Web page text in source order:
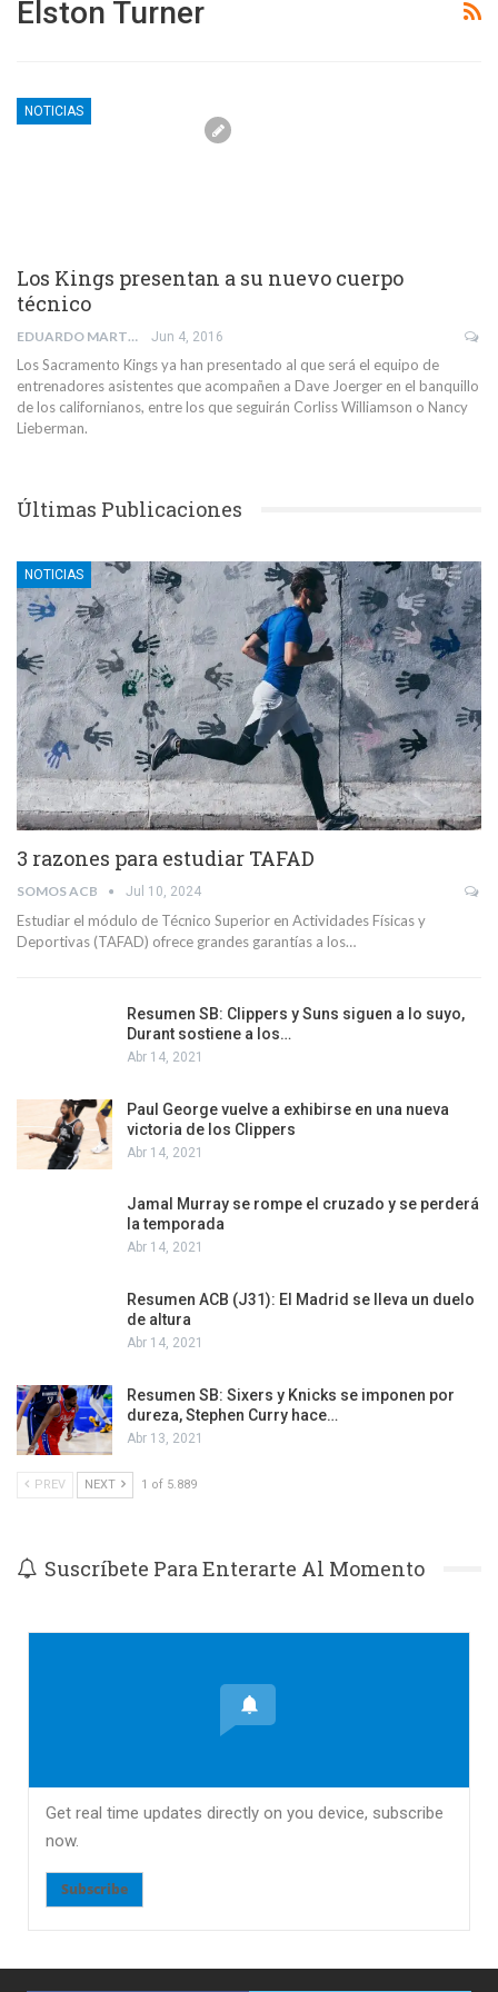
Elston Turner
NOTICIAS
Los Kings presentan a su nuevo cuerpo
técnico
EDUARDO MARTIN SANCHEZ Jun 4, 2016
Los Sacramento Kings ya han presentado al que será el equipo de
entrenadores asistentes que acompañen a Dave Joerger en el banquillo
de los californianos, entre los que seguirán Corliss Williamson o Nancy
Lieberman.
Últimas Publicaciones
NOTICIAS
3 razones para estudiar TAFAD
SOMOS ACB Jul 10, 2024
Estudiar el módulo de Técnico Superior en Actividades Físicas y
Deportivas (TAFAD) ofrece grandes garantías a los…
Resumen SB: Clippers y Suns siguen a lo suyo,
Durant sostiene a los…
Abr 14, 2021
Paul George vuelve a exhibirse en una nueva
victoria de los Clippers
Abr 14, 2021
Jamal Murray se rompe el cruzado y se perderá
la temporada
Abr 14, 2021
Resumen ACB (J31): El Madrid se lleva un duelo
de altura
Abr 14, 2021
Resumen SB: Sixers y Knicks se imponen por
dureza, Stephen Curry hace…
Abr 13, 2021
PREV NEXT 1 of 5.889
Suscríbete Para Enterarte Al Momento
Get real time updates directly on you device, subscribe
now.
Subscribe